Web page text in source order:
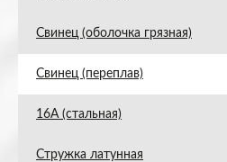
Свинец (оболочка грязная)
Свинец (переплав)
16А (стальная)
Стружка латунная